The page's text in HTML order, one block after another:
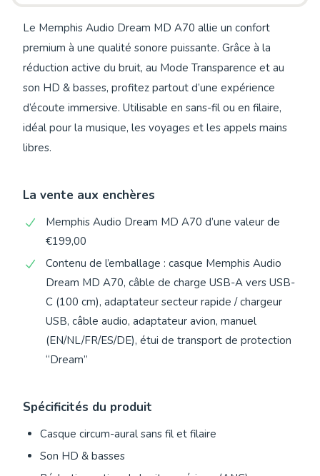
Le Memphis Audio Dream MD A70 allie un confort
premium à une qualité sonore puissante. Grâce à la
réduction active du bruit, au Mode Transparence et au
son HD & basses, profitez partout d’une expérience
d’écoute immersive. Utilisable en sans-fil ou en filaire,
idéal pour la musique, les voyages et les appels mains
libres.
La vente aux enchères
Memphis Audio Dream MD A70 d’une valeur de
€199,00
Contenu de l’emballage : casque Memphis Audio
Dream MD A70, câble de charge USB-A vers USB-
C (100 cm), adaptateur secteur rapide / chargeur
USB, câble audio, adaptateur avion, manuel
(EN/NL/FR/ES/DE), étui de transport de protection
“Dream”
Spécificités du produit
Casque circum-aural sans fil et filaire
Son HD & basses